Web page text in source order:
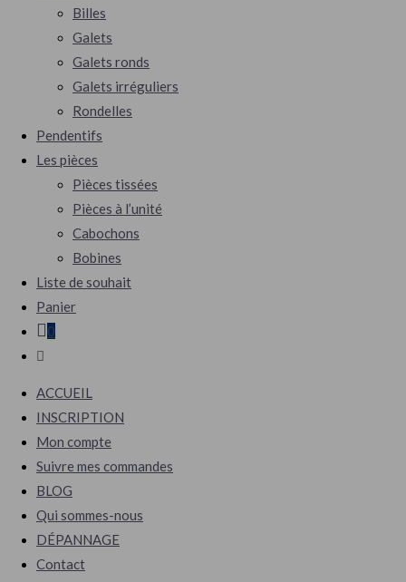
Billes
Galets
Galets ronds
Galets irréguliers
Rondelles
Pendentifs
Les pièces
Pièces tissées
Pièces à l’unité
Cabochons
Bobines
Liste de souhait
Panier
0
Toggle
search
ACCUEIL
INSCRIPTION
Mon compte
Suivre mes commandes
BLOG
Qui sommes-nous
DÉPANNAGE
Contact